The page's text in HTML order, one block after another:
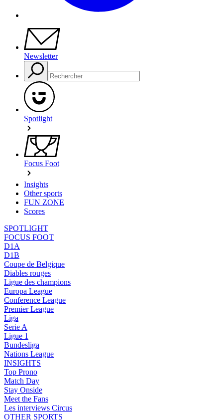
Newsletter
Spotlight
Focus Foot
Insights
Other sports
FUN ZONE
Scores
SPOTLIGHT
FOCUS FOOT
D1A
D1B
Coupe de Belgique
Diables rouges
Ligue des champions
Europa League
Conference League
Premier League
Liga
Serie A
Ligue 1
Bundesliga
Nations League
INSIGHTS
Top Prono
Match Day
Stay Onside
Meet the Fans
Les interviews Circus
OTHER SPORTS